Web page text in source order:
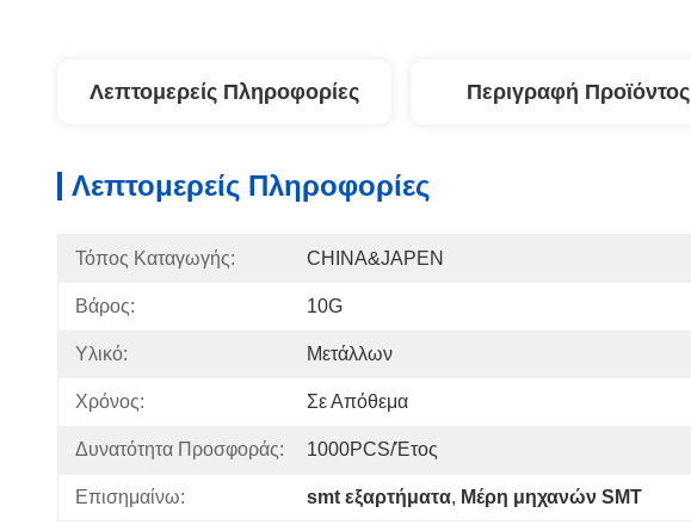
Λεπτομερείς Πληροφορίες Περιγραφή Προϊόντος
Λεπτομερείς Πληροφορίες
Τόπος Καταγωγής: CHINA&JAPEN
Βάρος: 10G
Υλικό: Μετάλλων
Χρόνος: Σε Απόθεμα
Δυνατότητα Προσφοράς: 1000PCS/έτος
Επισημαίνω: smt εξαρτήματα, Μέρη μηχανών SMT